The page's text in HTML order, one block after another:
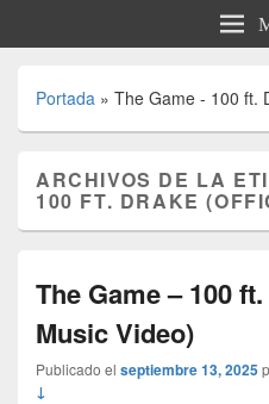
Portada » The Game - 100 ft.
ARCHIVOS DE LA
100 FT. DRAKE
The Game – 100
Music Video)
Publicado el septiembre 13, 2025
↓